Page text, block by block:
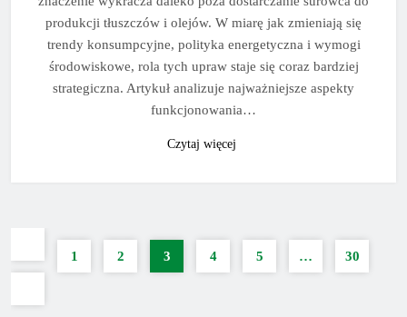
produkcji tłuszczów i olejów. W miarę jak zmieniają się
trendy konsumpcyjne, polityka energetyczna i wymogi
środowiskowe, rola tych upraw staje się coraz bardziej
strategiczna. Artykuł analizuje najważniejsze aspekty
funkcjonowania…
Czytaj więcej
1 2 3 4 5 … 30